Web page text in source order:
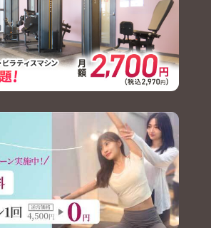
加のお知らせ
2026.07.22
【イベント】植田峻佑選手GKス
クールを開催します!!
2026.07.20
【チーム】トレーニングマッチ
結果について
【チーム】7/20(月・祝)トレー
ニングマッチ実施のお知らせ